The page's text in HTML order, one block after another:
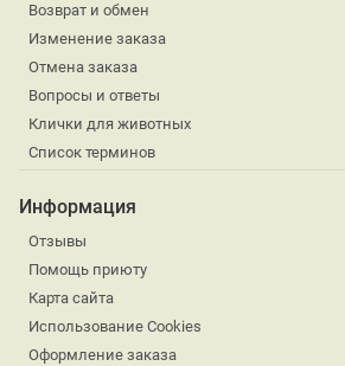
Возврат и обмен
Изменение заказа
Отмена заказа
Вопросы и ответы
Клички для животных
Список терминов
Информация
Отзывы
Помощь приюту
Карта сайта
Использование Cookies
Оформление заказа